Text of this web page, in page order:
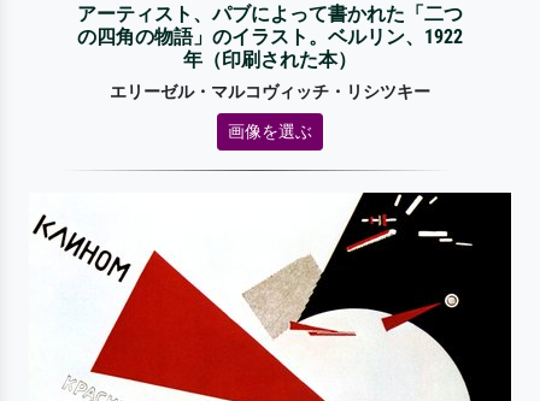
アーティスト、パブによって書かれた「二つ
の四角の物語」のイラスト。ベルリン、1922
年（印刷された本）
エリーゼル・マルコヴィッチ・リシツキー
画像を選ぶ